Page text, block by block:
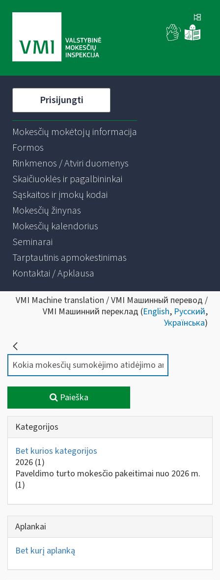
Prisijungti
Mokesčių mokėtojų informacija
Formos
Rinkmenos / Atviri duomenys
Skaičiuoklės ir pagalbininkai
Sąskaitos ir įmokų kodai
Mokesčių žinynas
Mokesčių kalendorius
Seminarai
Tarptautinis apmokestinimas
Kontaktai / Apklausa
VMI Machine translation / VMI Машинный перевод /
VMI Машинний переклад (English, Русский,
Українська)
Paieška
Kategorijos
Bet kurios kategorijos
2026 (1)
Paveldimo turto mokesčio pakeitimai nuo 2026 m.
(1)
Aplankai
Bet kurį aplanką